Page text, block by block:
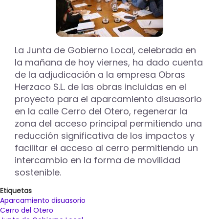
La Junta de Gobierno Local, celebrada en
la mañana de hoy viernes, ha dado cuenta
de la adjudicación a la empresa Obras
Herzaco S.L. de las obras incluidas en el
proyecto para el aparcamiento disuasorio
en la calle Cerro del Otero, regenerar la
zona del acceso principal permitiendo una
reducción significativa de los impactos y
facilitar el acceso al cerro permitiendo un
intercambio en la forma de movilidad
sostenible.
Etiquetas
Aparcamiento disuasorio
Cerro del Otero